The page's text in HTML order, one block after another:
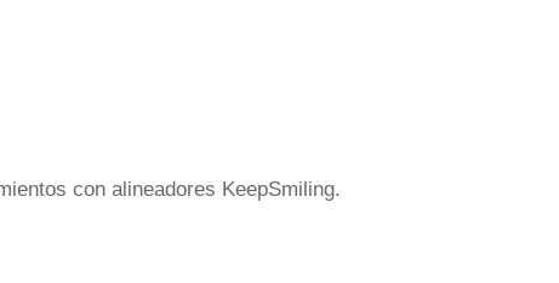
con alineadores KeepSmiling.